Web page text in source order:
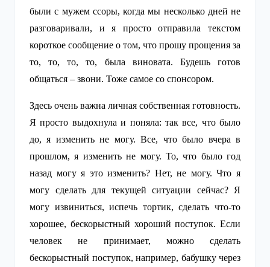
были с мужем ссоры, когда мы несколько дней не
разговаривали, и я просто отправила текстом
короткое сообщение о том, что прошу прощения за
то, то, то, то, была виновата. Будешь готов
общаться – звони. Тоже самое со спонсором.
Здесь очень важна личная собственная готовность.
Я просто выдохнула и поняла: так все, что было
до, я изменить не могу. Все, что было вчера в
прошлом, я изменить не могу. То, что было год
назад могу я это изменить? Нет, не могу. Что я
могу сделать для текущей ситуации сейчас? Я
могу извиниться, испечь тортик, сделать что-то
хорошее, бескорыстный хороший поступок. Если
человек не принимает, можно сделать
бескорыстный поступок, например, бабушку через